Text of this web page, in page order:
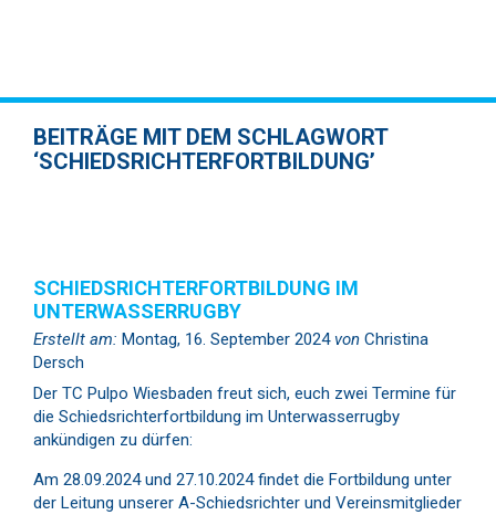
BEITRÄGE MIT DEM SCHLAGWORT
‘SCHIEDSRICHTERFORTBILDUNG’
SCHIEDSRICHTERFORTBILDUNG IM
UNTERWASSERRUGBY
Erstellt am: Montag, 16. September 2024 von Christina
Dersch
Der TC Pulpo Wiesbaden freut sich, euch zwei Termine für
die Schiedsrichterfortbildung im Unterwasserrugby
ankündigen zu dürfen:
Am 28.09.2024 und 27.10.2024 findet die Fortbildung unter
der Leitung unserer A-Schiedsrichter und Vereinsmitglieder